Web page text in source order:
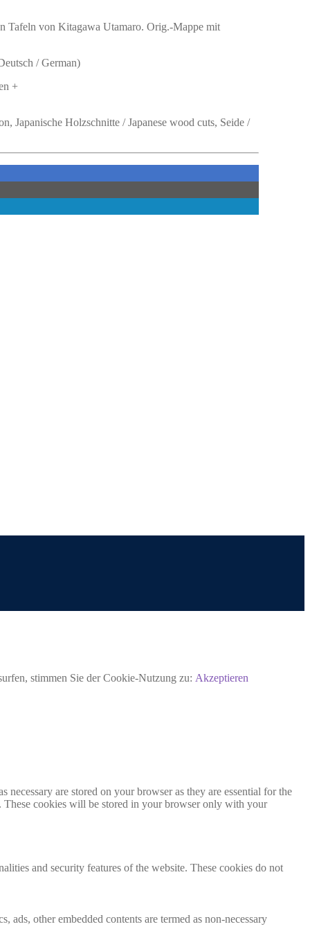
Tafeln von Kitagawa Utamaro. Orig.-Mappe mit
/ German)
+
Japanische Holzschnitte / Japanese wood cuts, Seide /
stimmen Sie der Cookie-Nutzung zu: Akzeptieren
are stored on your browser as they are essential for the
These cookies will be stored in your browser only with your
and security features of the website. These cookies do not
other embedded contents are termed as non-necessary